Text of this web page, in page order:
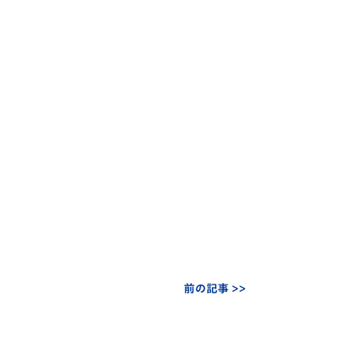
前の記事 >>